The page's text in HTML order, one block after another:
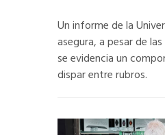
Un informe de la
asegura, a pesar de
se evidencia un
dispar entre rubros.